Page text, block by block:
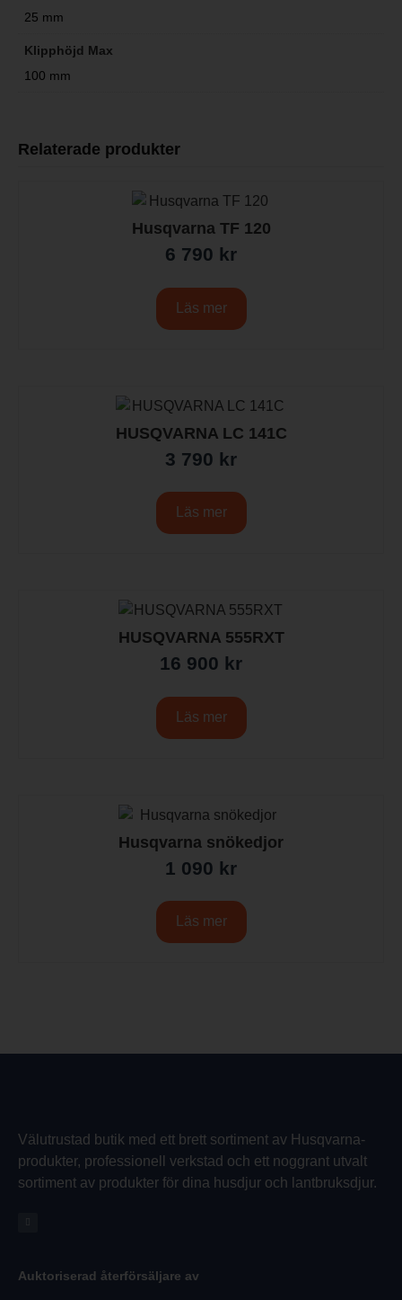
25 mm
Klipphöjd Max
100 mm
Relaterade produkter
Husqvarna TF 120
6 790 kr
Läs mer
HUSQVARNA LC 141C
3 790 kr
Läs mer
HUSQVARNA 555RXT
16 900 kr
Läs mer
Husqvarna snökedjor
1 090 kr
Läs mer
Välutrustad butik med ett brett sortiment av Husqvarna-
produkter, professionell verkstad och ett noggrant utvalt
sortiment av produkter för dina husdjur och lantbruksdjur.
Auktoriserad återförsäljare av